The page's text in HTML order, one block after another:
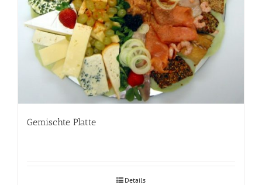
Gemischte Platte
Details